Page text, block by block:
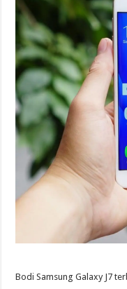
Bodi Samsung Galaxy J7